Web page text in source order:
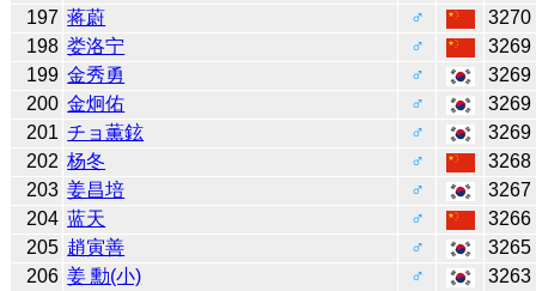
197 蒋蔚 ♂
3270
198 娄洛宁 ♂
3269
199 金秀勇 ♂
3269
200 金炯佑 ♂
3269
201 チョ薫鉉 ♂
3269
202 杨冬 ♂
3268
203 姜昌培 ♂
3267
204 蓝天 ♂
3266
205 趙寅善 ♂
3265
206 姜 勳(小) ♂
3263